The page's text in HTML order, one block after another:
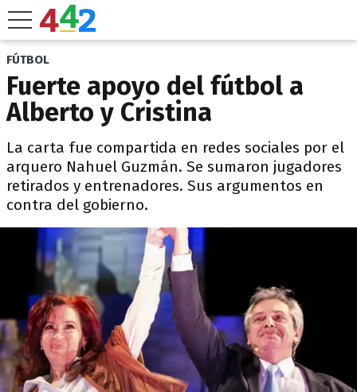
FÚTBOL
Fuerte apoyo del fútbol a
Alberto y Cristina
La carta fue compartida en redes sociales por el
arquero Nahuel Guzmán. Se sumaron jugadores
retirados y entrenadores. Sus argumentos en
contra del gobierno.